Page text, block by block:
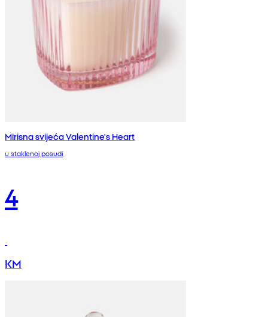
Mirisna svijeća Valentine's Heart
u staklenoj posudi
4
KM